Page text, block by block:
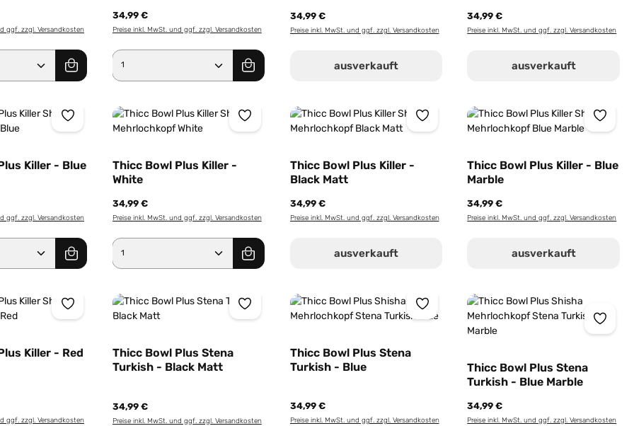
ggf. zzgl. Versandkosten
Gib den gewünschten Wert ein oder benutze die Schaltflächen um die
34,99 €
Preise inkl. MwSt. und ggf. zzgl. Versandkosten
Produkt Anzahl: Gib den gewünschten Wert ein oder benutze die
34,99 €
Preise inkl. MwSt. und ggf. zzgl. Versandkosten
ausverkauft
34,99 €
Preise inkl. MwSt. und ggf. zzgl. Versandkosten
ausverkauft
Killer - Blue
ggf. zzgl. Versandkosten
Gib den gewünschten Wert ein oder benutze die Schaltflächen um die
Thicc Bowl Plus Killer -
White
34,99 €
Preise inkl. MwSt. und ggf. zzgl. Versandkosten
Produkt Anzahl: Gib den gewünschten Wert ein oder benutze die
Thicc Bowl Plus Killer -
Black Matt
34,99 €
Preise inkl. MwSt. und ggf. zzgl. Versandkosten
ausverkauft
Thicc Bowl Plus Killer - Blue
Marble
34,99 €
Preise inkl. MwSt. und ggf. zzgl. Versandkosten
ausverkauft
Killer - Red
ggf. zzgl. Versandkosten
Thicc Bowl Plus Stena
Turkish - Black Matt
34,99 €
Preise inkl. MwSt. und ggf. zzgl. Versandkosten
Thicc Bowl Plus Stena
Turkish - Blue
34,99 €
Preise inkl. MwSt. und ggf. zzgl. Versandkosten
Thicc Bowl Plus Stena
Turkish - Blue Marble
34,99 €
Preise inkl. MwSt. und ggf. zzgl. Versandkosten